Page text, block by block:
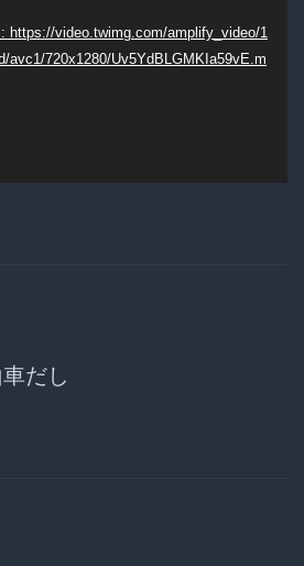
https://video.twimg.com/amplify_video/1
avc1/720x1280/Uv5YdBLGMKIa59vE.m
だし